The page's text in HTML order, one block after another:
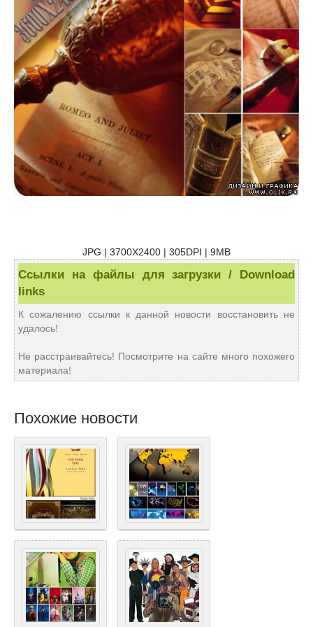
JPG | 3700X2400 | 305DPI | 9MB
Ссылки на файлы для загрузки / Download
links
К сожалению ссылки к данной новости восстановить не
удалось!
Не расстраивайтесь! Посмотрите на сайте много похожего
материала!
Похожие новости